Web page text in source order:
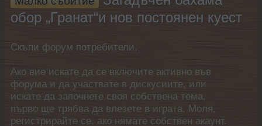
обор „Гранат“и нов постоянен куест
Скъпи форум потребители,
Ако вие искате да се включите активно във
форума и да участвате в дискусиите, или
искате да започнете своя собствена тема,
първо ще трябва да влезете в играта. Моля,
регистрирайте се, ако нямате собствен акаунт.